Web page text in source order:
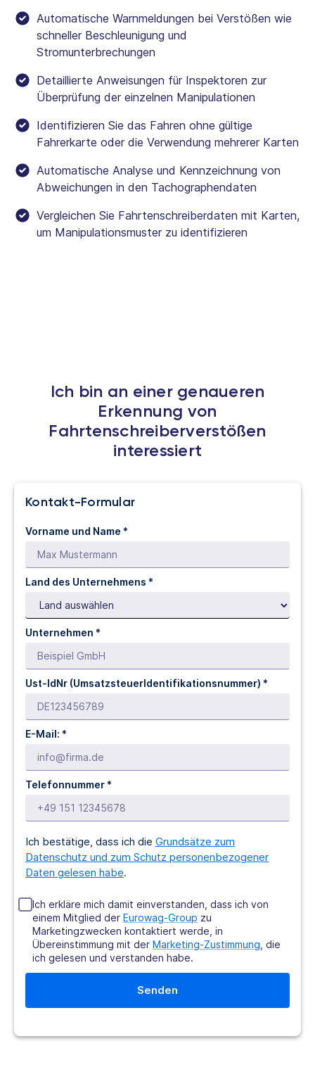
Automatische Warnmeldungen bei Verstößen wie
schneller Beschleunigung und
Stromunterbrechungen
Detaillierte Anweisungen für Inspektoren zur
Überprüfung der einzelnen Manipulationen
Identifizieren Sie das Fahren ohne gültige
Fahrerkarte oder die Verwendung mehrerer Karten
Automatische Analyse und Kennzeichnung von
Abweichungen in den Tachographendaten
Vergleichen Sie Fahrtenschreiberdaten mit Karten,
um Manipulationsmuster zu identifizieren
Ich bin an einer genaueren
Erkennung von
Fahrtenschreiberverstößen
interessiert
Kontakt-Formular
Vorname und Name *
Land des Unternehmens *
Unternehmen *
Ust-IdNr (UmsatzsteuerIdentifikationsnummer) *
E-Mail: *
Telefonnummer *
Ich bestätige, dass ich die Grundsätze zum
Datenschutz und zum Schutz personenbezogener
Daten gelesen habe.
Ich erkläre mich damit einverstanden, dass ich von
einem Mitglied der Eurowag-Group zu
Marketingzwecken kontaktiert werde, in
Übereinstimmung mit der Marketing-Zustimmung , die
ich gelesen und verstanden habe.